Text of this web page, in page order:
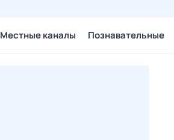
Местные каналы Познавательные